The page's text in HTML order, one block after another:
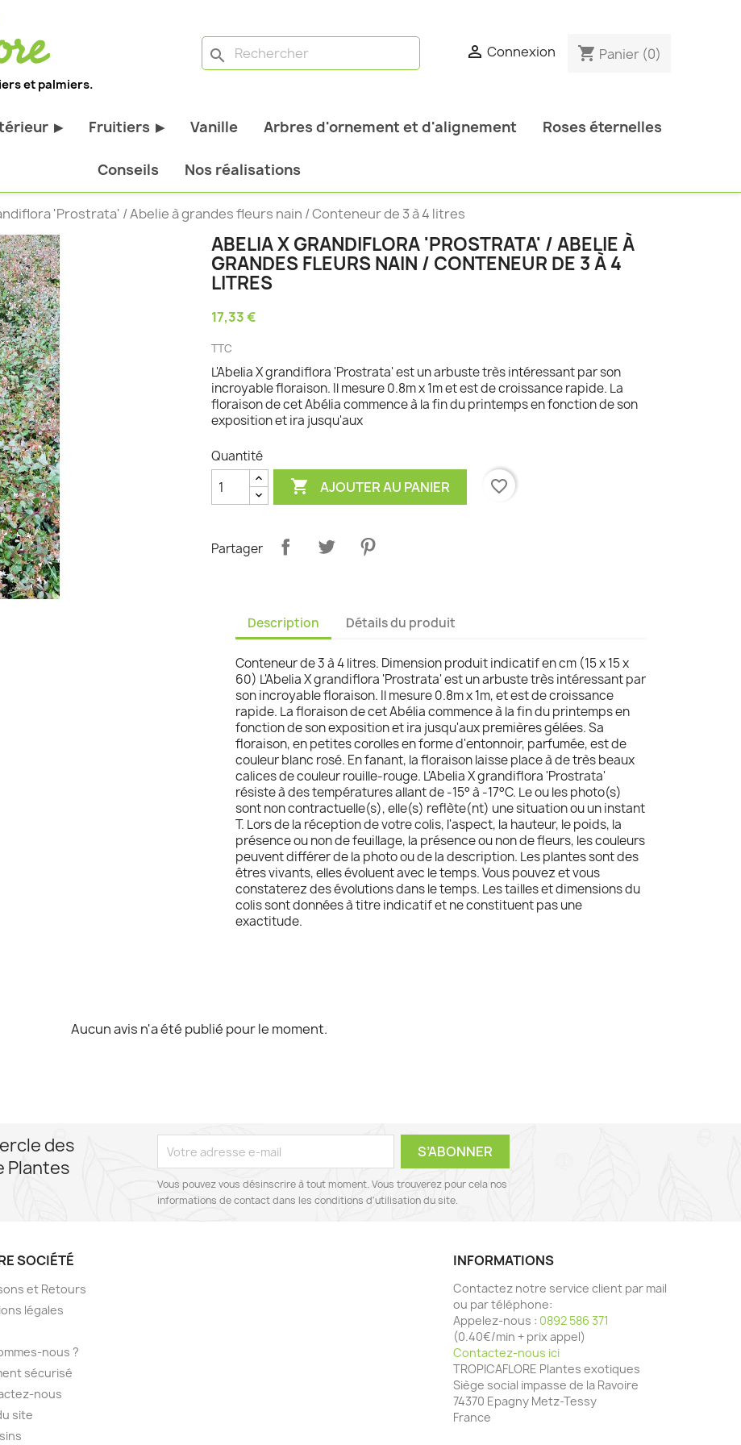
et palmiers.
search  Connexion shopping_cart Panier (0)
▶
plantes d'extérieur
à feuillage
graminées
Fruitiers ▶
Tous les fruitiers
Arbres et arbustes fruitiers
Agrumes
Fruitiers Colonnaires
Vanille Arbres d'ornement et d'alignement Roses éternelles
Conseils Nos réalisations
'Prostrata' / Abelie à grandes fleurs nain / Conteneur de 3 à 4 litres
ABELIA X GRANDIFLORA 'PROSTRATA' / ABELIE À
GRANDES FLEURS NAIN / CONTENEUR DE 3 À 4
LITRES
17,33 €
TTC
L'Abelia X grandiflora 'Prostrata' est un arbuste très intéressant par son
incroyable floraison. Il mesure 0.8m x 1m et est de croissance rapide. La
floraison de cet Abélia commence à la fin du printemps en fonction de son
exposition et ira jusqu'aux
Quantité
 AJOUTER AU PANIER favorite_border
Partager
Description Détails du produit
Conteneur de 3 à 4 litres. Dimension produit indicatif en cm (15 x 15 x
60) L'Abelia X grandiflora 'Prostrata' est un arbuste très intéressant par
son incroyable floraison. Il mesure 0.8m x 1m, et est de croissance
rapide. La floraison de cet Abélia commence à la fin du printemps en
fonction de son exposition et ira jusqu'aux premières gélées. Sa
floraison, en petites corolles en forme d'entonnoir, parfumée, est de
couleur blanc rosé. En fanant, la floraison laisse place à de très beaux
calices de couleur rouille-rouge. L'Abelia X grandiflora 'Prostrata'
résiste à des températures allant de -15° à -17°C. Le ou les photo(s)
sont non contractuelle(s), elle(s) reflète(nt) une situation ou un instant
T. Lors de la réception de votre colis, l'aspect, la hauteur, le poids, la
présence ou non de feuillage, la présence ou non de fleurs, les couleurs
peuvent différer de la photo ou de la description. Les plantes sont des
êtres vivants, elles évoluent avec le temps. Vous pouvez et vous
constaterez des évolutions dans le temps. Les tailles et dimensions du
colis sont données à titre indicatif et ne constituent pas une
exactitude.
Aucun avis n'a été publié pour le moment.
des
Plantes
Vous pouvez vous désinscrire à tout moment. Vous trouverez pour cela nos
informations de contact dans les conditions d'utilisation du site.
SOCIÉTÉ
et Retours
légales
nous ?
sécurisé
nous
site
INFORMATIONS
Contactez notre service client par mail
ou par téléphone:
Appelez-nous : 0892 586 371
(0.40€/min + prix appel)
Contactez-nous ici
TROPICAFLORE Plantes exotiques
Siège social impasse de la Ravoire
74370 Epagny Metz-Tessy
France